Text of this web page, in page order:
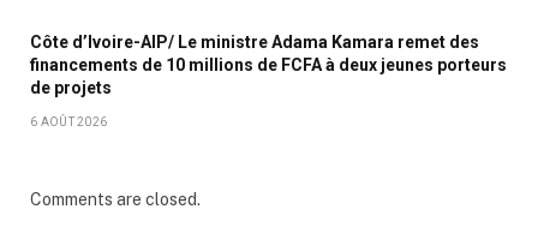
Côte d’Ivoire-AIP/ Le ministre Adama Kamara remet des
financements de 10 millions de FCFA à deux jeunes porteurs
de projets
6 AOÛT 2026
Comments are closed.